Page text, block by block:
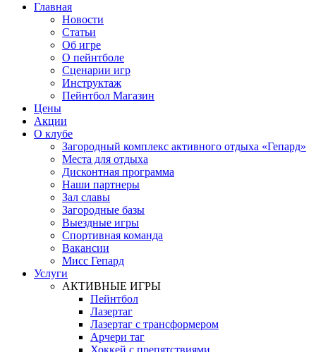
Главная
Новости
Статьи
Об игре
О пейнтболе
Сценарии игр
Инструктаж
Пейнтбол Магазин
Цены
Акции
О клубе
Загородный комплекс активного отдыха «Гепард»
Места для отдыха
Дисконтная программа
Наши партнеры
Зал славы
Загородные базы
Выездные игры
Спортивная команда
Вакансии
Мисс Гепард
Услуги
АКТИВНЫЕ ИГРЫ
Пейнтбол
Лазертаг
Лазертаг с трансформером
Арчери таг
Хоккей с препятствиями